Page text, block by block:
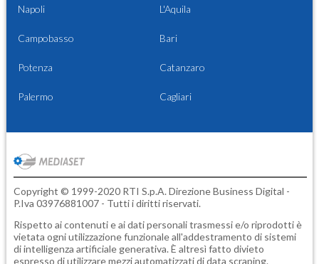
Napoli L'Aquila
Campobasso Bari
Potenza Catanzaro
Palermo Cagliari
Copyright © 1999-2020 RTI S.p.A. Direzione Business Digital -
P.Iva 03976881007 - Tutti i diritti riservati.
Rispetto ai contenuti e ai dati personali trasmessi e/o riprodotti è
vietata ogni utilizzazione funzionale all'addestramento di sistemi
di intelligenza artificiale generativa. È altresì fatto divieto
espresso di utilizzare mezzi automatizzati di data scraping.